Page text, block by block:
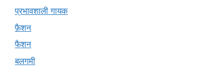
प्रभावशाली गायक
फ़ैशन
फैशन
बलगमी